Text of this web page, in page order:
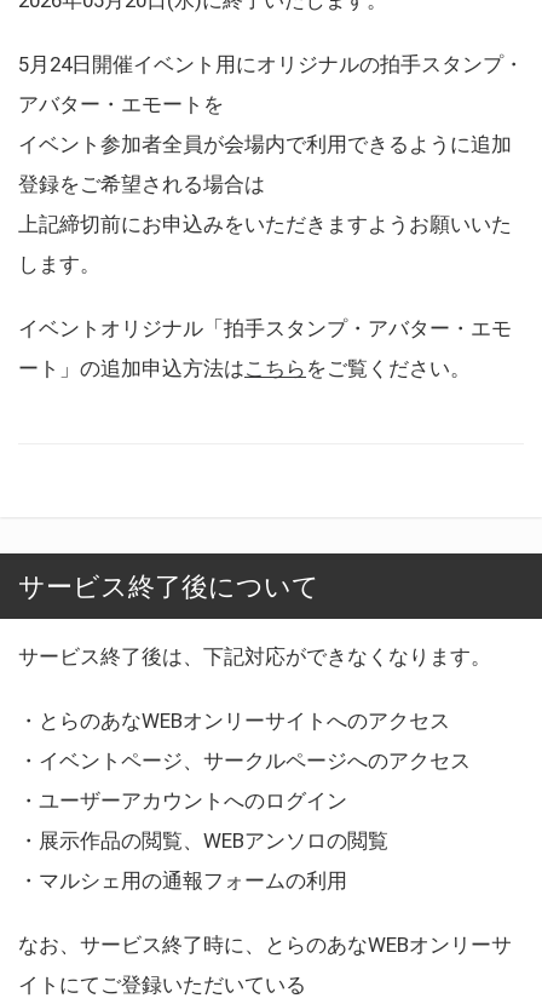
5月24日開催イベント用にオリジナルの拍手スタンプ・
アバター・エモートを
イベント参加者全員が会場内で利用できるように追加
登録をご希望される場合は
上記締切前にお申込みをいただきますようお願いいた
します。
イベントオリジナル「拍手スタンプ・アバター・エモ
ート」の追加申込方法はこちら をご覧ください。
サービス終了後について
サービス終了後は、下記対応ができなくなります。
・とらのあなWEBオンリーサイトへのアクセス
・イベントページ、サークルページへのアクセス
・ユーザーアカウントへのログイン
・展示作品の閲覧、WEBアンソロの閲覧
・マルシェ用の通報フォームの利用
なお、サービス終了時に、とらのあなWEBオンリーサ
イトにてご登録いただいている